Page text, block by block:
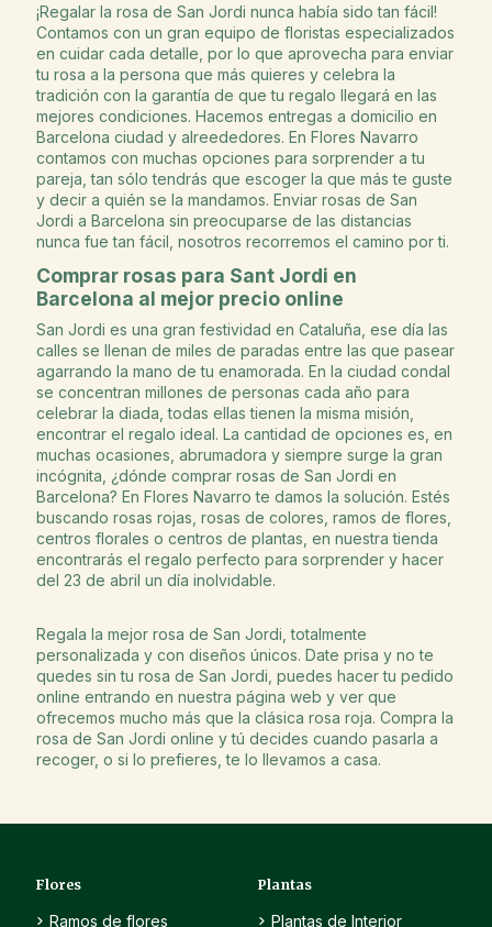
¡Regalar la rosa de San Jordi nunca había sido tan fácil!
Contamos con un gran equipo de floristas especializados
en cuidar cada detalle, por lo que aprovecha para enviar
tu rosa a la persona que más quieres y celebra la
tradición con la garantía de que tu regalo llegará en las
mejores condiciones. Hacemos entregas a domicilio en
Barcelona ciudad y alreededores. En Flores Navarro
contamos con muchas opciones para sorprender a tu
pareja, tan sólo tendrás que escoger la que más te guste
y decir a quién se la mandamos. Enviar rosas de San
Jordi a Barcelona sin preocuparse de las distancias
nunca fue tan fácil, nosotros recorremos el camino por ti.
Comprar rosas para Sant Jordi en
Barcelona al mejor precio online
San Jordi es una gran festividad en Cataluña, ese día las
calles se llenan de miles de paradas entre las que pasear
agarrando la mano de tu enamorada. En la ciudad condal
se concentran millones de personas cada año para
celebrar la diada, todas ellas tienen la misma misión,
encontrar el regalo ideal. La cantidad de opciones es, en
muchas ocasiones, abrumadora y siempre surge la gran
incógnita, ¿dónde comprar rosas de San Jordi en
Barcelona? En Flores Navarro te damos la solución. Estés
buscando rosas rojas, rosas de colores, ramos de flores,
centros florales o centros de plantas, en nuestra tienda
encontrarás el regalo perfecto para sorprender y hacer
del 23 de abril un día inolvidable.
Regala la mejor rosa de San Jordi, totalmente
personalizada y con diseños únicos. Date prisa y no te
quedes sin tu rosa de San Jordi, puedes hacer tu pedido
online entrando en nuestra página web y ver que
ofrecemos mucho más que la clásica rosa roja. Compra la
rosa de San Jordi online y tú decides cuando pasarla a
recoger, o si lo prefieres, te lo llevamos a casa.
Flores
Ramos de flores
Plantas
Plantas de Interior